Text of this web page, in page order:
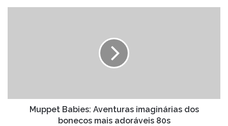
80s
Muppet Babies: Aventuras imaginárias dos
bonecos mais adoráveis 80s